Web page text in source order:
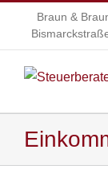
springen
Braun &